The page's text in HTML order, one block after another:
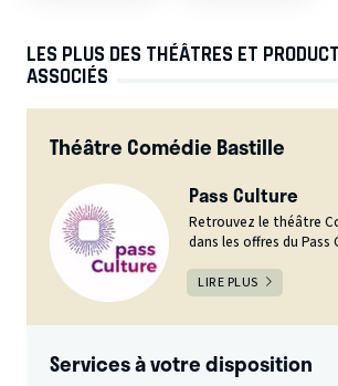
LES PLUS DES THÉÂTRES ET
ASSOCIÉS
Théâtre Comédie Bastille
Pass Culture
Retrouvez le théâtre
dans les offres du Pass
LIRE PLUS
Services à votre disposition